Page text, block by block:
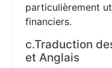
particulièrement
financiers.
c.Traduction
et Anglais